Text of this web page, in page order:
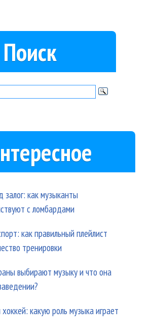
Поиск
залог: как музыканты
с ломбардами
как правильный плейлист
тренировки
выбирают музыку и что она
хоккей: какую роль музыка играет